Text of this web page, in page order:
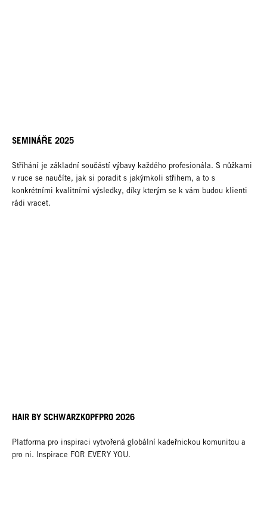
SEMINÁŘE 2025
Stříhání je základní součástí výbavy každého profesionála. S nůžkami
v ruce se naučíte, jak si poradit s jakýmkoli střihem, a to s
konkrétními kvalitními výsledky, díky kterým se k vám budou klienti
rádi vracet.
HAIR BY SCHWARZKOPFPRO 2026
Platforma pro inspiraci vytvořená globální kadeřnickou komunitou a
pro ni. Inspirace FOR EVERY YOU.